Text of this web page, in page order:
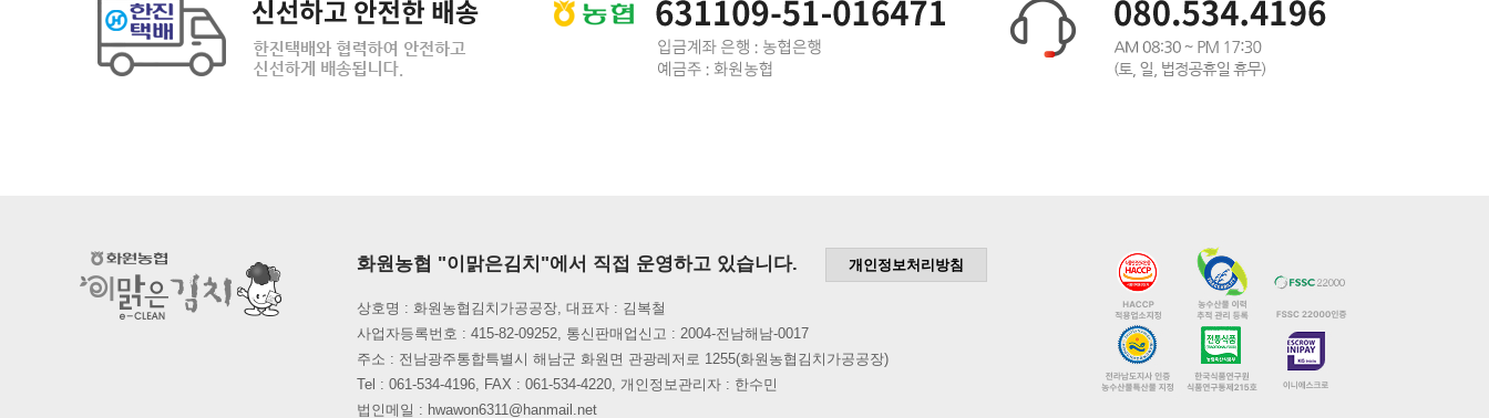
화원농협 "이맑은김치"에서 직접 운영하고 있습니다. 개인정보처리방침
상호명 : 화원농협김치가공공장, 대표자 : 김복철
사업자등록번호 : 415-82-09252, 통신판매업신고 : 2004-전남해남-0017
주소 : 전남광주통합특별시 해남군 화원면 관광레저로 1255(화원농협김치가공공장)
Tel : 061-534-4196, FAX : 061-534-4220, 개인정보관리자 : 한수민
법인메일 : hwawon6311@hanmail.net